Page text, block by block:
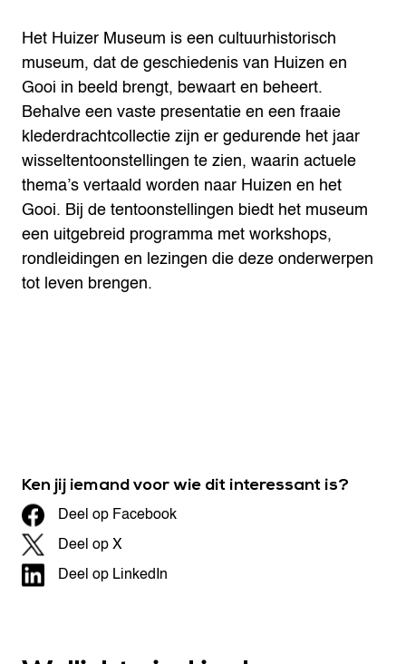
Het Huizer Museum is een cultuurhistorisch
museum, dat de geschiedenis van Huizen en
Gooi in beeld brengt, bewaart en beheert.
Behalve een vaste presentatie en een fraaie
klederdrachtcollectie zijn er gedurende het jaar
wisseltentoonstellingen te zien, waarin actuele
thema’s vertaald worden naar Huizen en het
Gooi. Bij de tentoonstellingen biedt het museum
een uitgebreid programma met workshops,
rondleidingen en lezingen die deze onderwerpen
tot leven brengen.
Ken jij iemand voor wie dit interessant is?
Deel op Facebook
Deel op X
Deel op LinkedIn